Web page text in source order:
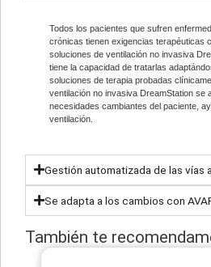
Todos los pacientes que sufren
crónicas tienen exigencias terapéuticas
soluciones de ventilación no invasiva
tiene la capacidad de tratarlas
soluciones de terapia probadas
ventilación no invasiva DreamStation se
necesidades cambiantes del paciente,
ventilación.
Gestión automatizada de las vías
Se adapta a los cambios con
También te